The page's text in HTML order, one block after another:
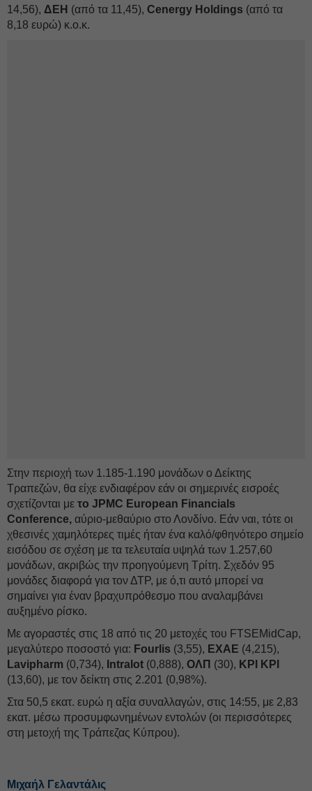
14,56), ΔEΗ (από τα 11,45), Cenergy Holdings (από τα
8,18 ευρώ) κ.ο.κ.
Στην περιοχή των 1.185-1.190 μονάδων ο Δείκτης
Τραπεζών, θα είχε ενδιαφέρον εάν οι σημερινές εισροές
σχετίζονται με το JPMC European Financials
Conference, αύριο-μεθαύριο στο Λονδίνο. Εάν ναι, τότε οι
χθεσινές χαμηλότερες τιμές ήταν ένα καλό/φθηνότερο σημείο
εισόδου σε σχέση με τα τελευταία υψηλά των 1.257,60
μονάδων, ακριβώς την προηγούμενη Τρίτη. Σχεδόν 95
μονάδες διαφορά για τον ΔΤΡ, με ό,τι αυτό μπορεί να
σημαίνει για έναν βραχυπρόθεσμο που αναλαμβάνει
αυξημένο ρίσκο.
Με αγοραστές στις 18 από τις 20 μετοχές του FTSEMidCap,
μεγαλύτερο ποσοστό για: Fourlis (3,55), EXAE (4,215),
Lavipharm (0,734), Intralot (0,888), ΟΛΠ (30), ΚΡΙ ΚΡΙ
(13,60), με τον δείκτη στις 2.201 (0,98%).
Στα 50,5 εκατ. ευρώ η αξία συναλλαγών, στις 14:55, με 2,83
εκατ. μέσω προσυμφωνημένων εντολών (οι περισσότερες
στη μετοχή της Τράπεζας Κύπρου).
Μιχαήλ Γελαντάλις